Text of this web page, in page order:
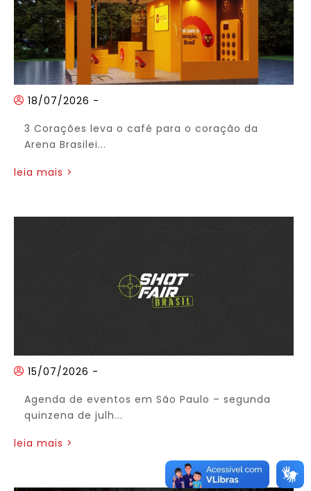
18/07/2026 -
3 Corações leva o café para o coração da
Arena Brasilei...
leia mais >
15/07/2026 -
Agenda de eventos em São Paulo – segunda
quinzena de julh...
leia mais >